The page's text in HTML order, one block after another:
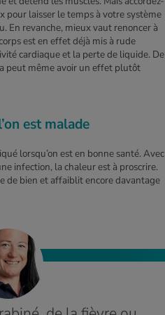
pour laisser le temps à votre système
En revanche, mieux vaut renoncer à
est en effet déjà mis à rude
cardiaque et la perte de liquide. De
peut même avoir un effet plutôt
est malade
lorsqu’on est en bonne santé. Avec
infection, la chaleur est à proscrire.
de bien et affaiblit encore davantage